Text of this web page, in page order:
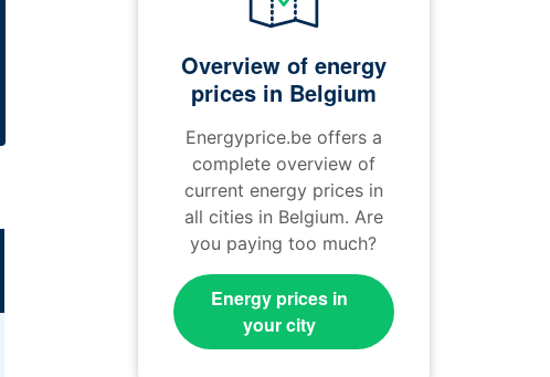
Overview of energy
prices in Belgium
Energyprice.be offers a
complete overview of
current energy prices in
all cities in Belgium. Are
you paying too much?
Energy prices in
your city